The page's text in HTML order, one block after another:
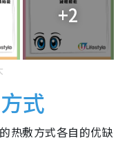
+2
式
热敷方式各自的优缺